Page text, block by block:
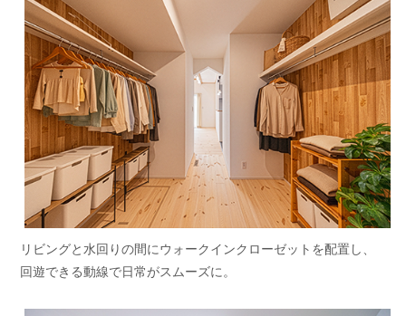
リビングと水回りの間にウォークインクローゼットを配置し、
回遊できる動線で日常がスムーズに。